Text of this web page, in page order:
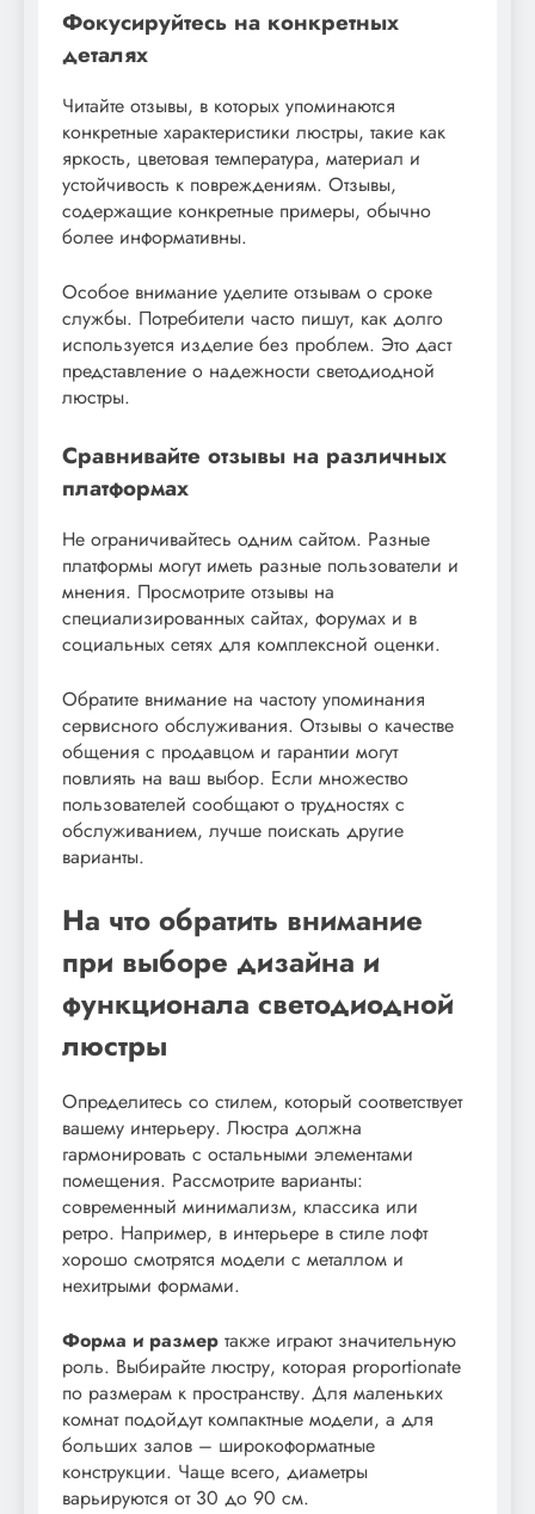
Фокусируйтесь на конкретных
деталях
Читайте отзывы, в которых упоминаются
конкретные характеристики люстры, такие как
яркость, цветовая температура, материал и
устойчивость к повреждениям. Отзывы,
содержащие конкретные примеры, обычно
более информативны.
Особое внимание уделите отзывам о сроке
службы. Потребители часто пишут, как долго
используется изделие без проблем. Это даст
представление о надежности светодиодной
люстры.
Сравнивайте отзывы на различных
платформах
Не ограничивайтесь одним сайтом. Разные
платформы могут иметь разные пользователи и
мнения. Просмотрите отзывы на
специализированных сайтах, форумах и в
социальных сетях для комплексной оценки.
Обратите внимание на частоту упоминания
сервисного обслуживания. Отзывы о качестве
общения с продавцом и гарантии могут
повлиять на ваш выбор. Если множество
пользователей сообщают о трудностях с
обслуживанием, лучше поискать другие
варианты.
На что обратить внимание
при выборе дизайна и
функционала светодиодной
люстры
Определитесь со стилем, который соответствует
вашему интерьеру. Люстра должна
гармонировать с остальными элементами
помещения. Рассмотрите варианты:
современный минимализм, классика или
ретро. Например, в интерьере в стиле лофт
хорошо смотрятся модели с металлом и
нехитрыми формами.
Форма и размер также играют значительную
роль. Выбирайте люстру, которая proportionate
по размерам к пространству. Для маленьких
комнат подойдут компактные модели, а для
больших залов – широкоформатные
конструкции. Чаще всего, диаметры
варьируются от 30 до 90 см.